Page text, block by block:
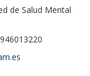
de Salud Mental